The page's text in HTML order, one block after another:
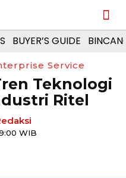
BUYER’S GUIDE
Service
Teknologi
Ritel
WIB